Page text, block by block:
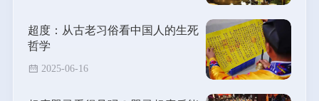
超度：从古老习俗看中国人的生死
哲学
2025-06-16